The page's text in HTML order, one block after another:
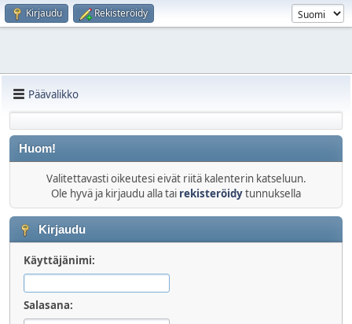
Kirjaudu Rekisteröidy
Päävalikko
Huom!
Valitettavasti oikeutesi eivät riitä kalenterin katseluun.
Ole hyvä ja kirjaudu alla tai rekisteröidytunnuksella
Kirjaudu
Käyttäjänimi:
Salasana: